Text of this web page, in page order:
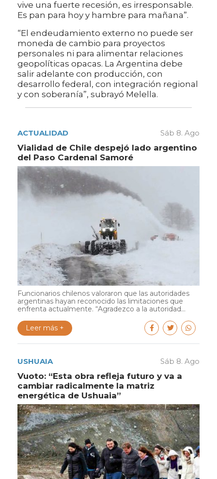
vive una fuerte recesión, es irresponsable.
Es pan para hoy y hambre para mañana”.
“El endeudamiento externo no puede ser
moneda de cambio para proyectos
personales ni para alimentar relaciones
geopolíticas opacas. La Argentina debe
salir adelante con producción, con
desarrollo federal, con integración regional
y con soberanía”, subrayó Melella.
ACTUALIDAD Sáb 8. Ago
Vialidad de Chile despejó lado argentino
del Paso Cardenal Samoré
Funcionarios chilenos valoraron que las autoridades
argentinas hayan reconocido las limitaciones que
enfrenta actualmente. “Agradezco a la autoridad...
Leer más +
USHUAIA Sáb 8. Ago
Vuoto: “Esta obra refleja futuro y va a
cambiar radicalmente la matriz
energética de Ushuaia”